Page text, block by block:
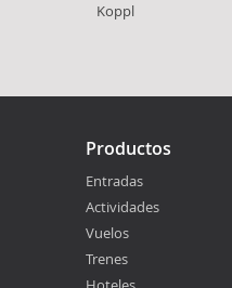
Koppl
Productos
Entradas
Actividades
Vuelos
Trenes